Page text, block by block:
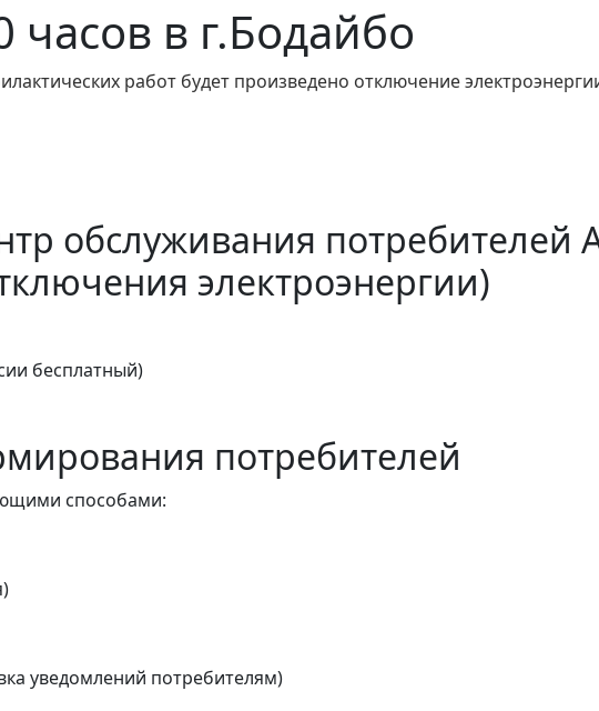
часов в г.Бодайбо
работ будет произведено отключение
обслуживания потребителей
электроэнергии)
бесплатный)
потребителей
способами:
уведомлений потребителям)